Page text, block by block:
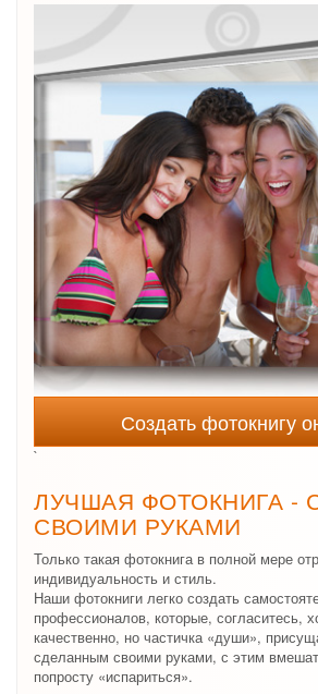
Создать фотокнигу
`
ЛУЧШАЯ ФОТОКНИГА -
СВОИМИ РУКАМИ
Только такая фотокнига в полной мере
индивидуальность и стиль.
Наши фотокниги легко создать
профессионалов, которые, согласитесь,
качественно, но частичка «души»,
сделанным своими руками, с этим
попросту «испариться».